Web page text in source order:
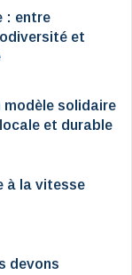
: entre
et
modèle solidaire
et durable
à la vitesse
devons